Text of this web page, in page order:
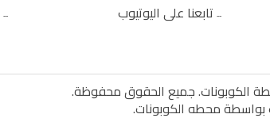
تابعنا على اليوتيوب
محطه الكوبونات.